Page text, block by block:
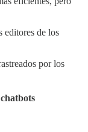
editores de los
por los